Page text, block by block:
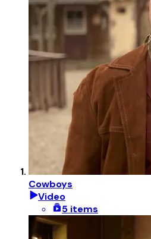
Cowboys
Video
5 items